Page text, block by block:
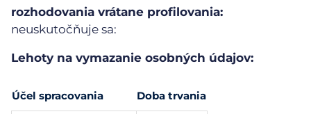
rozhodovania vrátane profilovania:
neuskutočňuje sa:
Lehoty na vymazanie osobných údajov:
Účel spracovania
Doba trvania